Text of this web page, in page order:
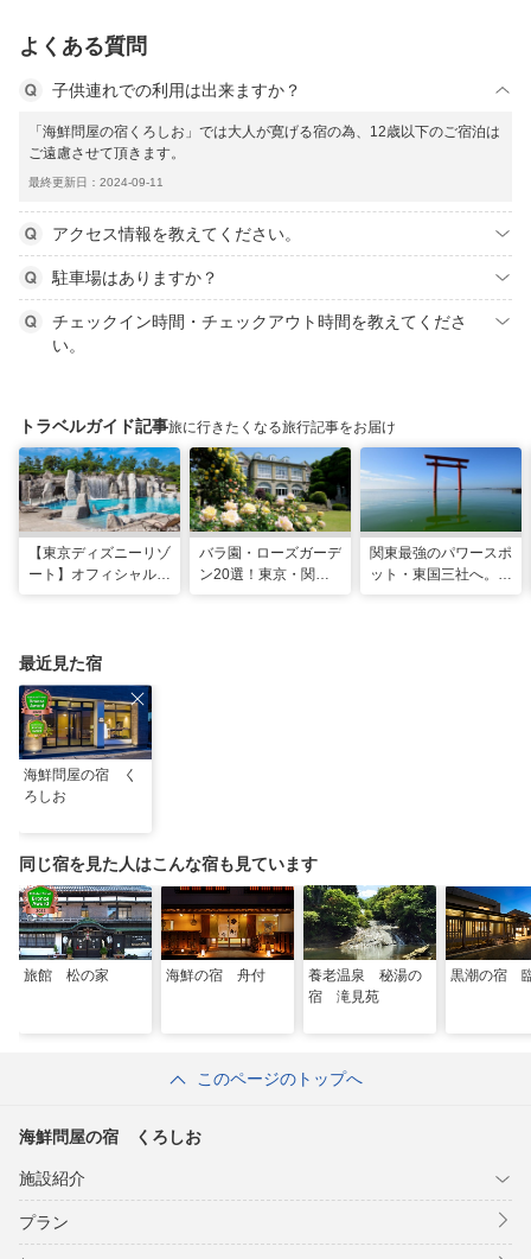
よくある質問
子供連れでの利用は出来ますか？
「海鮮問屋の宿くろしお」では大人が寛げる宿の為、12歳以下のご宿泊は
ご遠慮させて頂きます。
最終更新日：2024-09-11
アクセス情報を教えてください。
駐車場はありますか？
チェックイン時間・チェックアウト時間を教えてくださ
い。
トラベルガイド記事旅に行きたくなる旅行記事をお届け
【東京ディズニーリゾ
ート】オフィシャル・
バラ園・ローズガーデ
ン20選！東京・関東
関東最強のパワースポ
ット・東国三社へ。初
最近見た宿
海鮮問屋の宿 く
ろしお
同じ宿を見た人はこんな宿も見ています
旅館 松の家 海鮮の宿 舟付
養老温泉 秘湯の
宿 滝見苑
黒潮の宿
このページのトップへ
海鮮問屋の宿 くろしお
施設紹介
プラン